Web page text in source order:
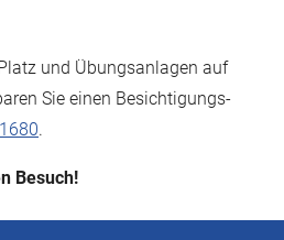
und Übungsanlagen auf
Sie einen Besichtigungs­
.
Besuch!